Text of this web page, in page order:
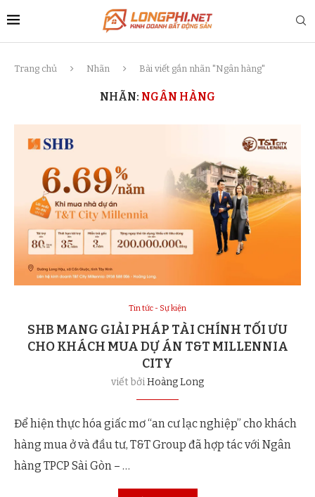
Trang chủ Nhãn Bài viết gắn nhãn "Ngân hàng"
NHÃN: NGÂN HÀNG
Tin tức - Sự kiện
SHB MANG GIẢI PHÁP TÀI CHÍNH TỐI ƯU
CHO KHÁCH MUA DỰ ÁN T&T MILLENNIA
CITY
viết bởiHoàng Long
Để hiện thực hóa giấc mơ “an cư lạc nghiệp” cho khách
hàng mua ở và đầu tư, T&T Group đã hợp tác với Ngân
hàng TPCP Sài Gòn – …